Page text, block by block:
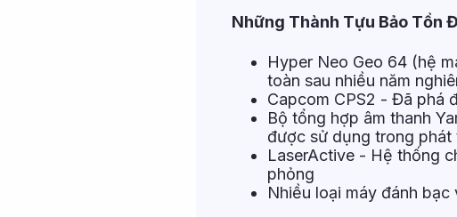
Những Thành Tựu Bảo Tồn
Hyper Neo Geo 64 (hệ
toàn sau nhiều năm
Capcom CPS2 - Đã phá
Bộ tổng hợp âm thanh
được sử dụng trong phát
LaserActive - Hệ thống
phỏng
Nhiều loại máy đánh